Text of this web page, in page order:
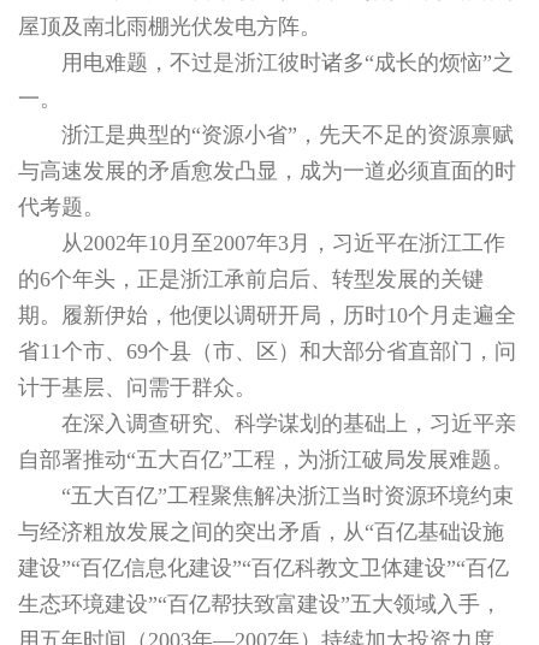
屋顶及南北雨棚光伏发电方阵。
用电难题，不过是浙江彼时诸多“成长的烦恼”之
一。
浙江是典型的“资源小省”，先天不足的资源禀赋
与高速发展的矛盾愈发凸显，成为一道必须直面的时
代考题。
从2002年10月至2007年3月，习近平在浙江工作
的6个年头，正是浙江承前启后、转型发展的关键
期。履新伊始，他便以调研开局，历时10个月走遍全
省11个市、69个县（市、区）和大部分省直部门，问
计于基层、问需于群众。
在深入调查研究、科学谋划的基础上，习近平亲
自部署推动“五大百亿”工程，为浙江破局发展难题。
“五大百亿”工程聚焦解决浙江当时资源环境约束
与经济粗放发展之间的突出矛盾，从“百亿基础设施
建设”“百亿信息化建设”“百亿科教文卫体建设”“百亿
生态环境建设”“百亿帮扶致富建设”五大领域入手，